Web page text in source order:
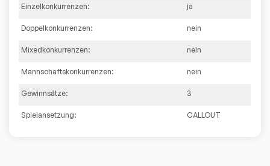
Einzelkonkurrenzen: ja
Doppelkonkurrenzen: nein
Mixedkonkurrenzen: nein
Mannschaftskonkurrenzen: nein
Gewinnsätze: 3
Spielansetzung: CALLOUT